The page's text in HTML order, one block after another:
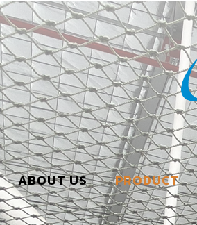
ABOUT US PRODUCT